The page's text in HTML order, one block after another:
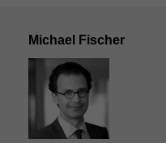
Michael Fischer